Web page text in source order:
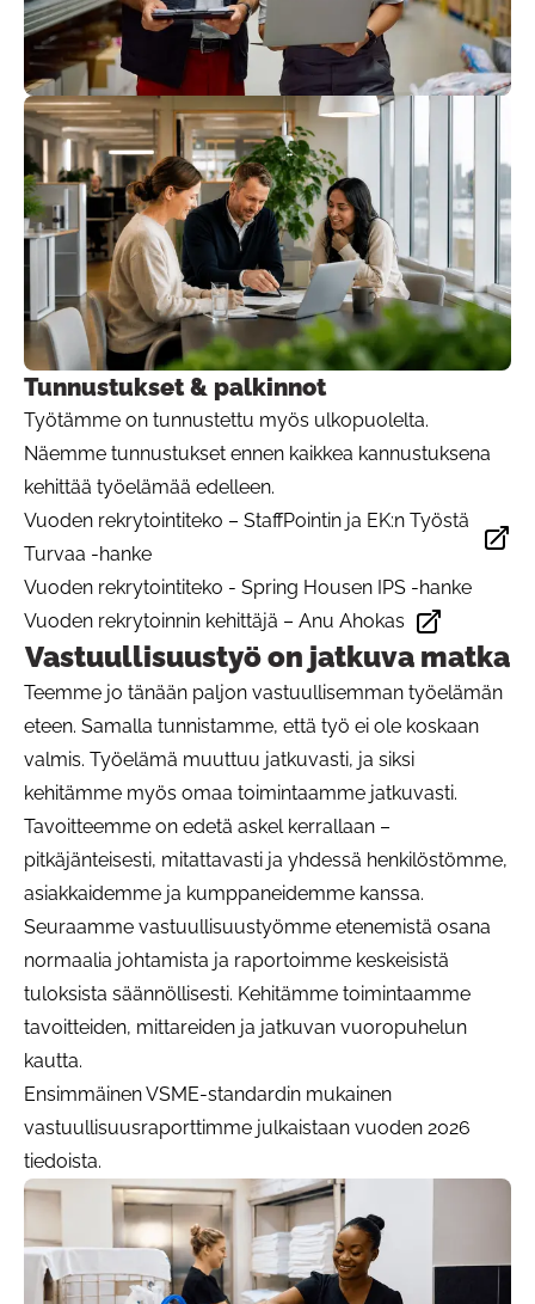
Tunnustukset & palkinnot
Työtämme on tunnustettu myös ulkopuolelta.
Näemme tunnustukset ennen kaikkea kannustuksena
kehittää työelämää edelleen.
Vuoden rekrytointiteko – StaffPointin ja EK:n Työstä
Turvaa -hanke
Avautuu uudessa välilehdessä
Vuoden rekrytointiteko - Spring Housen IPS -hanke
Vuoden rekrytoinnin kehittäjä – Anu Ahokas
Avautuu uudessa välilehdessä
Vastuullisuustyö on jatkuva matka
Teemme jo tänään paljon vastuullisemman työelämän
eteen. Samalla tunnistamme, että työ ei ole koskaan
valmis. Työelämä muuttuu jatkuvasti, ja siksi
kehitämme myös omaa toimintaamme jatkuvasti.
Tavoitteemme on edetä askel kerrallaan –
pitkäjänteisesti, mitattavasti ja yhdessä henkilöstömme,
asiakkaidemme ja kumppaneidemme kanssa.
Seuraamme vastuullisuustyömme etenemistä osana
normaalia johtamista ja raportoimme keskeisistä
tuloksista säännöllisesti. Kehitämme toimintaamme
tavoitteiden, mittareiden ja jatkuvan vuoropuhelun
kautta.
Ensimmäinen VSME-standardin mukainen
vastuullisuusraporttimme julkaistaan vuoden 2026
tiedoista.